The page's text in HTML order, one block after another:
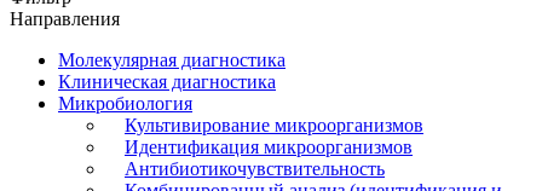
Направления
Молекулярная диагностика
Клиническая диагностика
Микробиология
Культивирование микроорганизмов
Идентификация микроорганизмов
Антибиотикочувствительность